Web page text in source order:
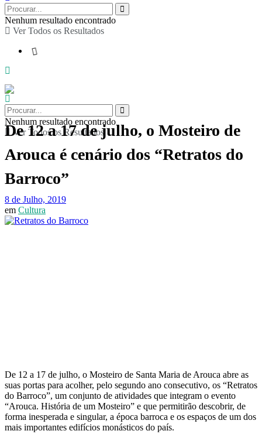
Nenhum resultado encontrado
Ver Todos os Resultados
Nenhum resultado encontrado
Ver Todos os Resultados
De 12 a 17 de julho, o Mosteiro de
Arouca é cenário dos “Retratos do
Barroco”
8 de Julho, 2019
em Cultura
De 12 a 17 de julho, o Mosteiro de Santa Maria de Arouca abre as
suas portas para acolher, pelo segundo ano consecutivo, os “Retratos
do Barroco”, um conjunto de atividades que integram o evento
“Arouca. História de um Mosteiro” e que permitirão descobrir, de
forma inesperada e singular, a época barroca e os espaços de um dos
mais importantes edifícios monásticos do país.